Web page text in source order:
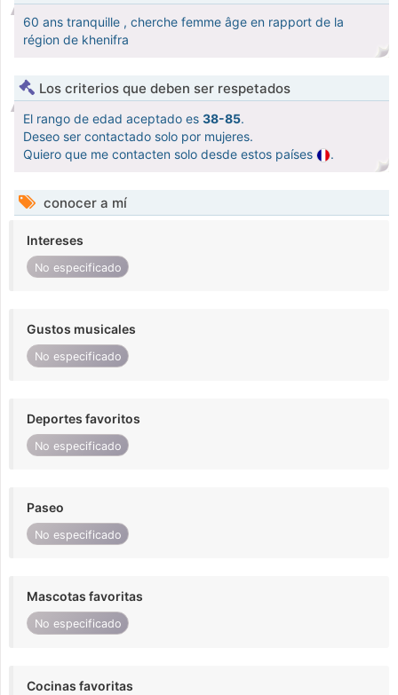
60 ans tranquille , cherche femme âge en rapport de la
région de khenifra
Los criterios que deben ser respetados
El rango de edad aceptado es 38-85.
Deseo ser contactado solo por mujeres.
Quiero que me contacten solo desde estos países
.
conocer a mí
Intereses
No especificado
Gustos musicales
No especificado
Deportes favoritos
No especificado
Paseo
No especificado
Mascotas favoritas
No especificado
Cocinas favoritas